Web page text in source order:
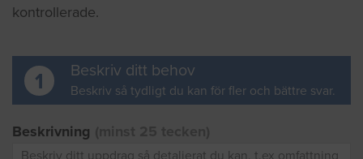
kontrollerade.
1 Beskriv ditt behov
Beskriv så tydligt du kan för fler och bättre svar.
Beskrivning